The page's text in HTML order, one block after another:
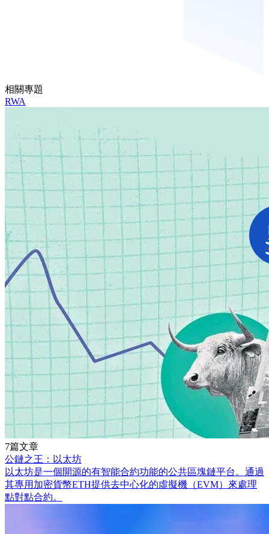
相關專題
RWA
7篇文章
公鏈之王：以太坊
以太坊是一個開源的有智能合約功能的公共區塊鏈平台。通過
其專用加密貨幣ETH提供去中心化的虛擬機（EVM）來處理
點對點合約。